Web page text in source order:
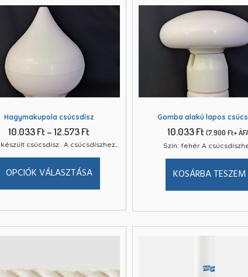
Hagymakupola csúcsdísz
10.033Ft–12.573Ft
csúcsdísz . A csúcsdíszhez...
OPCIÓK VÁLASZTÁSA
Gomba alakú lapos
10.033Ft (7.900Ft+
Szín: fehér A
KOSÁRBA TESZEM